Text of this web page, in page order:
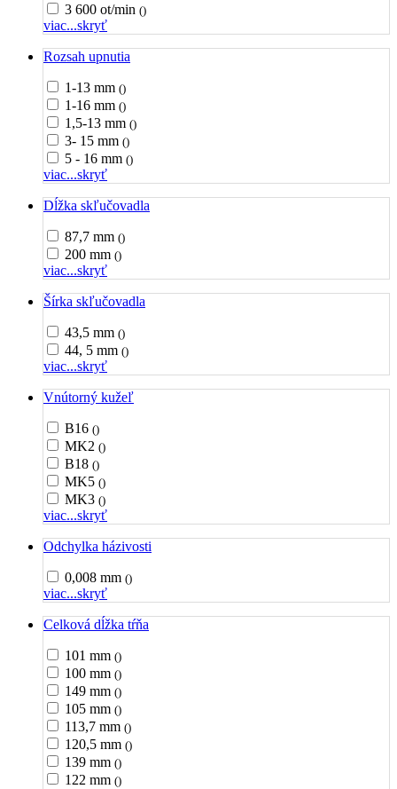
3 600 ot/min ()
viac...skryť
Rozsah upnutia
1-13 mm ()
1-16 mm ()
1,5-13 mm ()
3- 15 mm ()
5 - 16 mm ()
viac...skryť
Dĺžka skľučovadla
87,7 mm ()
200 mm ()
viac...skryť
Šírka skľučovadla
43,5 mm ()
44, 5 mm ()
viac...skryť
Vnútorný kužeľ
B16 ()
MK2 ()
B18 ()
MK5 ()
MK3 ()
viac...skryť
Odchylka házivosti
0,008 mm ()
viac...skryť
Celková dĺžka tŕňa
101 mm ()
100 mm ()
149 mm ()
105 mm ()
113,7 mm ()
120,5 mm ()
139 mm ()
122 mm ()